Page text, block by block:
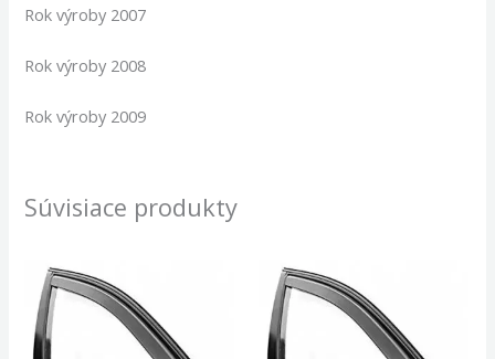
Rok výroby 2007
Rok výroby 2008
Rok výroby 2009
Súvisiace produkty